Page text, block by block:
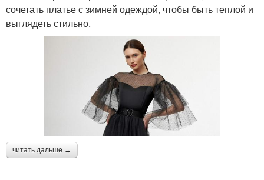
сочетать платье с зимней одеждой, чтобы быть теплой и
выглядеть стильно.
читать дальше →